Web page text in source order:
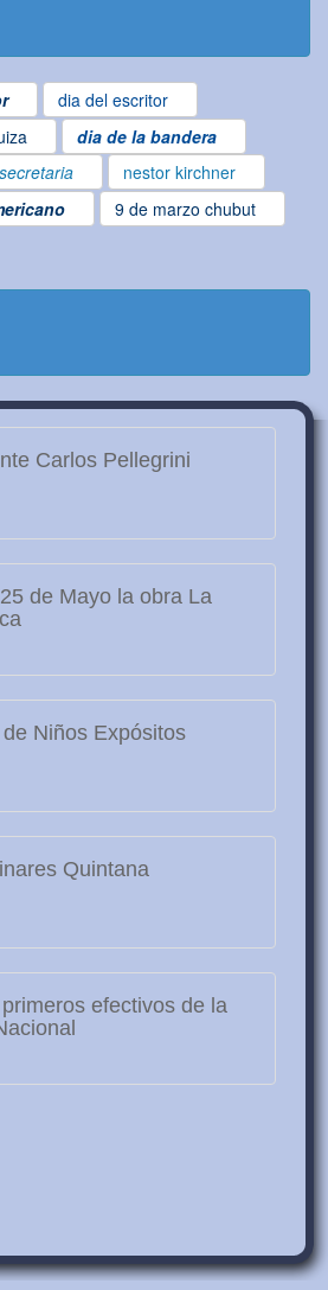
dia del escritor
dia de la bandera
nestor kirchner
9 de marzo chubut
Carlos Pellegrini
de Mayo la obra La
Niños Expósitos
Quintana
efectivos de la